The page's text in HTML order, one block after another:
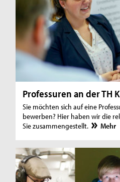
Professuren an der TH
Sie möchten sich auf eine
bewerben? Hier haben wir die
Sie zusammengestellt.
Mehr